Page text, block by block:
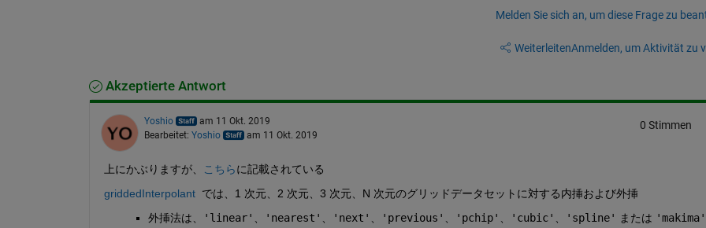
Melden Sie sich an, um diese Frage zu
WeiterleitenAnmelden, um Aktivität zu
Akzeptierte Antwort
Yoshio
am 11 Okt. 2019
Bearbeitet: Yoshio am 11 Okt. 2019
0 Stimmen
上にかぶりますが、 こちらに記載されている
griddedInterpolant
  では、1 次元、2 次元、3 次元、N 次元のグリッドデータセットに対する内挿および外挿
外挿法は、
'linear' 'nearest' 'next' 'previous' 'pchip' 'cubic' 'spline' または 'makima'